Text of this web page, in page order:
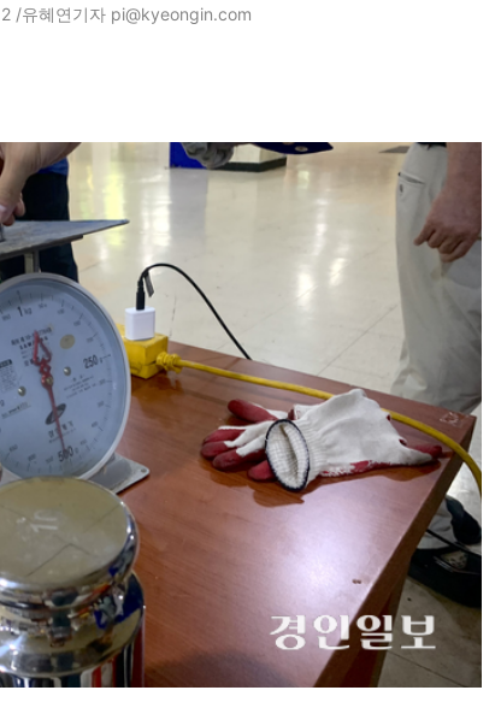
/유혜연기자 pi@kyeongin.com